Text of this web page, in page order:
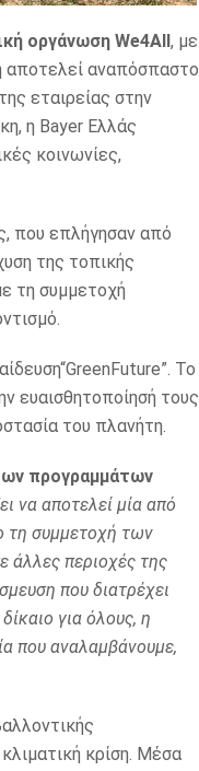
οργάνωση We4All, με
αποτελεί αναπόσπαστο
εταιρείας στην
η Bayer Ελλάς
κοινωνίες,
που επλήγησαν από
της τοπικής
τη συμμετοχή
Το
ευαισθητοποίησή τους
του πλανήτη.
προγραμμάτων
να αποτελεί μία από
τη συμμετοχή των
άλλες περιοχές της
που διατρέχει
για όλους, η
που αναλαμβάνουμε,
κρίση. Μέσα